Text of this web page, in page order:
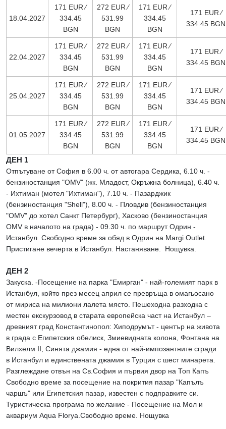
18.04.2027
171 EUR ∕
334.45
BGN
272 EUR ∕
531.99
BGN
171 EUR ∕
334.45
BGN
171 EUR ∕
334.45 BGN
22.04.2027
171 EUR ∕
334.45
BGN
272 EUR ∕
531.99
BGN
171 EUR ∕
334.45
BGN
171 EUR ∕
334.45 BGN
25.04.2027
171 EUR ∕
334.45
BGN
272 EUR ∕
531.99
BGN
171 EUR ∕
334.45
BGN
171 EUR ∕
334.45 BGN
01.05.2027
171 EUR ∕
334.45
BGN
272 EUR ∕
531.99
BGN
171 EUR ∕
334.45
BGN
171 EUR ∕
334.45 BGN
ДЕН 1
Отпътуване от София в 6.00 ч. от автогара Сердика, 6.10 ч. -
бензиностанция "OMV" (жк. Младост, Окръжна болница), 6.40 ч.
- Ихтиман (мотел "Ихтиман"), 7.10 ч. - Пазарджик
(бензиностанция "Shell"), 8.00 ч. - Пловдив (бензиностанция
"OMV" до хотел Санкт Петербург), Хасково (бензиностанция
OMV в началото на града) - 09.30 ч. по маршрут Одрин -
Истанбул. Свободно време за обяд в Одрин на Margi Outlet.
Пристигане вечерта в Истанбул. Настаняване. Нощувка.
ДЕН 2
Закуска. -Посещение на парка "Емирган" - най-големият парк в
Истанбул, който през месец април се превръща в омагьосано
от мириса на милиони лалета място. Пешеходна разходка с
местен екскурзовод в старата европейска част на Истанбул –
древният град Константинопол: Хиподрумът - център на живота
в града с Египетския обелиск, Змиевидната колона, Фонтана на
Вилхелм II; Синята джамия - една от най-импозантните сгради
в Истанбул и единствената джамия в Турция с шест минарета.
Разглеждане отвън на Св.София и първия двор на Топ Капъ
Свободно време за посещение на покрития пазар "Капълъ
чаршъ" или Египетския пазар, известен с подправките си.
Туристическа програма по желание - Посещение на Мол и
аквариум Aqua Florya.Свободно време. Нощувка